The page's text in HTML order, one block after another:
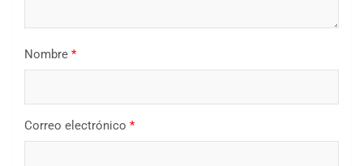
Nombre *
Correo electrónico *